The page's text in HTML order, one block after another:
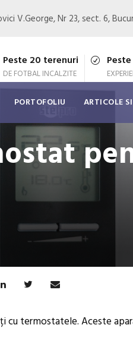
V.George, Nr 23, sect. 6,
Peste 20 terenuri
DE FOTBAL INCALZITE
PORTOFOLIU ARTICOLE
cu termostatele. Aceste